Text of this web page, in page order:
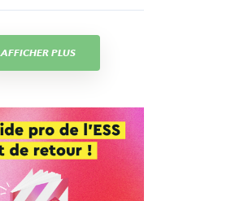
AFFICHER PLUS